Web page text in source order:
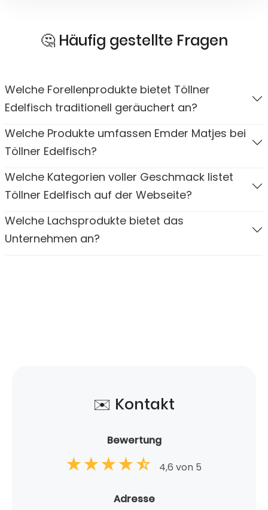
🤔 Häufig gestellte Fragen
Welche Forellenprodukte bietet Töllner
Edelfisch traditionell geräuchert an?
Welche Produkte umfassen Emder Matjes bei
Töllner Edelfisch?
Welche Kategorien voller Geschmack listet
Töllner Edelfisch auf der Webseite?
Welche Lachsprodukte bietet das
Unternehmen an?
✉️ Kontakt
Bewertung
4,6 von 5
Adresse